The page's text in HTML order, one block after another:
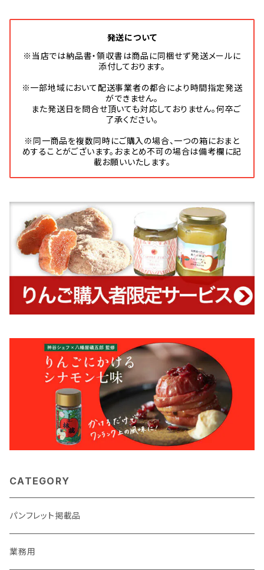
発送について
※当店では納品書・領収書は商品に同梱せず発送メールに
添付しております。
※一部地域において配送事業者の都合により時間指定発送
ができません。
また発送日を問合せ頂いても対応しておりません。何卒ご
了承ください。
※同一商品を複数同時にご購入の場合、一つの箱におまと
めすることがございます。おまとめ不可の場合は備考欄に記
載お願いいたします。
CATEGORY
パンフレット掲載品
業務用